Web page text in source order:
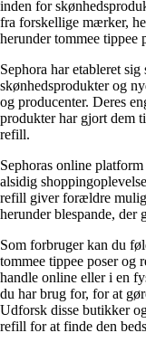
inden for
fra forskellige mærker,
herunder tommee tippee
Sephora har etableret
skønhedsprodukter og
og producenter. Deres
produkter har gjort dem
refill.
Sephoras online
alsidig
refill giver forældre
herunder blespande, der
Som forbruger kan du
tommee tippee poser og
handle online eller i en
du har brug for, for at
Udforsk disse butikker
refill for at finde den